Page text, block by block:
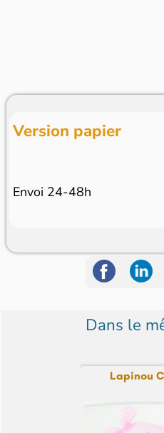
Version papier
Envoi 24-48h
Dans le
Lapinou